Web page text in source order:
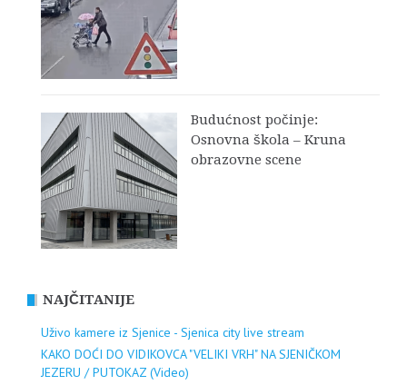
Budućnost počinje:
Osnovna škola – Kruna
obrazovne scene
NAJČITANIJE
Uživo kamere iz Sjenice - Sjenica city live stream
KAKO DOĆI DO VIDIKOVCA "VELIKI VRH" NA SJENIČKOM
JEZERU / PUTOKAZ (Video)